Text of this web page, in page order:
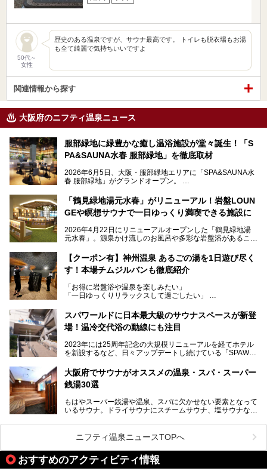
50代～
女性
歴史のある温泉ですが、サウナ最高です。 トイレも脱衣場もお湯
も全て綺麗で気持ちいいですよ
関連情報から探す
大阪府のニフティ温泉ニュース
服部緑地に緑豊かな癒し温浴施設が堂々誕生！「S
PA&SAUNA水春 服部緑地」を徹底取材
2026年6月5日、大阪・服部緑地エリアに「SPA&SAUNA水
春 服部緑地」がグランドオープン。
当初の計画から約5年の時を経て誕生した本施設は、温泉・
サウナ・岩盤浴・フィットネス・ラウンジ・レストランなど
を融合した、これまでの“水春”のイメージをさらに進化させ
今回はオープン前の内覧会に参加し、館内のこだわりポイン
サウナー注目の3種のサウナや160cmの深水風呂、没入感の
高い岩盤浴エリア、日本最大の台数を誇る最新AIフィットネ
スマシンなど、見どころ満載の館内を詳しくご紹介します。
「鶴見緑地湯元水春」がリニューアル！岩盤LOUN
GEや瞑想サウナで一日ゆっくり満喫できる施設に
2026年4月22日にリニューアルオープンした「鶴見緑地湯
元水春」。源泉かけ流しのお風呂や多彩な岩盤浴があること
に“一日中くつろげる場所”としてパワーアップしています。
今回のリニューアルでは、新たに登場した瞑想サウナをはじ
見どころが盛りだくさん。日常の疲れを癒やしたい方はもち
ろん、休日にゆったり過ごしたい方にもぴったりの内容とな
本記事では、そんなリニューアル後の注目ポイントを詳しく
紹介します。これから「鶴見緑地湯元水春」に訪れる方や、
い。
【クーポン有】神州温泉 あるごの湯を1日遊び尽く
す！本場チムジルバンも徹底紹介
「お得に岩盤浴や温泉を楽しみたい」
「一日ゆっくりリラックスして過ごしたい」
利用できる「神州温泉 あるごの湯」です。
あるごの湯は、大阪府豊中市にある日帰り温浴施設で、阪急
チムジルバン（岩盤浴）を中心に、発汗・リラックス・漫画
タイムまで満喫できる長時間滞在型の施設なので、一日中ゆ
る迫力ある熱波パフォーマンスも毎日行われており、“とと
のう”体験をしっかり楽しめるのもポイントです。
ケやボウリングといった遊び場もあり、友人同士やカップル
で“遊び+癒し”の一日を過ごすのにもぴったり。
処にいたるまで魅力をたっぷり堪能してきたので、その全容
スパワールドに日本最大級のサウナスペースが新登
場！温冷交代浴の動線にも注目
2023年には25周年記念の大規模リニューアルを経てホテル
を新設するなど、日々アップデートし続けている「SPAWO
そんなスパワールドが2025年11月15日（土）に、新たな浴
室や日本最大級140人収容の大規模サウナを携えてリニュー
アルオープン！浴室である4F・6Fそれぞれにリニューアル
大規模リニューアルの全容を確認すべく、リニューアルプレ
オープンイベントに行ってきました！今回はそのリニューア
大阪府でサウナがオススメの温泉・スパ・スーパー
銭湯30選
もはやスーパー銭湯や温泉、スパに欠かせない要素となって
いるサウナ。ドライサウナにスチームサウナ、塩サウナな
ペース、ロウリュウなど、心ゆくまで楽しむためのサービス
が充実した施設も多くみられます。
今回はそんなサウナにこだわった、大阪府内のオススメ温
泉・銭湯・スパを30件紹介したいと思います！
ニフティ温泉ニュースTOPへ
おすすめのアクティビティ情報